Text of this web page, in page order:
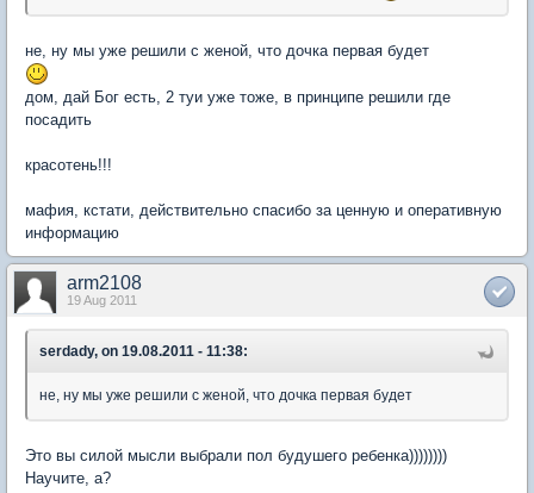
не, ну мы уже решили с женой, что дочка первая будет
дом, дай Бог есть, 2 туи уже тоже, в принципе решили где
посадить
красотень!!!
мафия, кстати, действительно спасибо за ценную и оперативную
информацию
arm2108
19 Aug 2011
serdady, on 19.08.2011 - 11:38:
не, ну мы уже решили с женой, что дочка первая будет
Это вы силой мысли выбрали пол будушего ребенка))))))))
Научите, а?